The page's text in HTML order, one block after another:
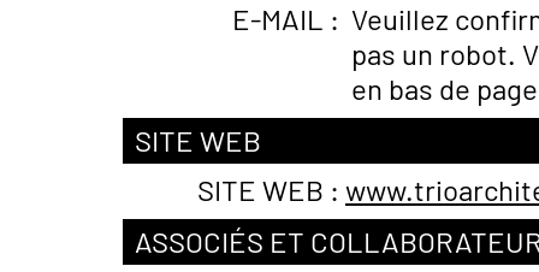
E-MAIL : Veuillez
pas un robot.
en bas de
SITE WEB
SITE WEB :
ASSOCIÉS ET